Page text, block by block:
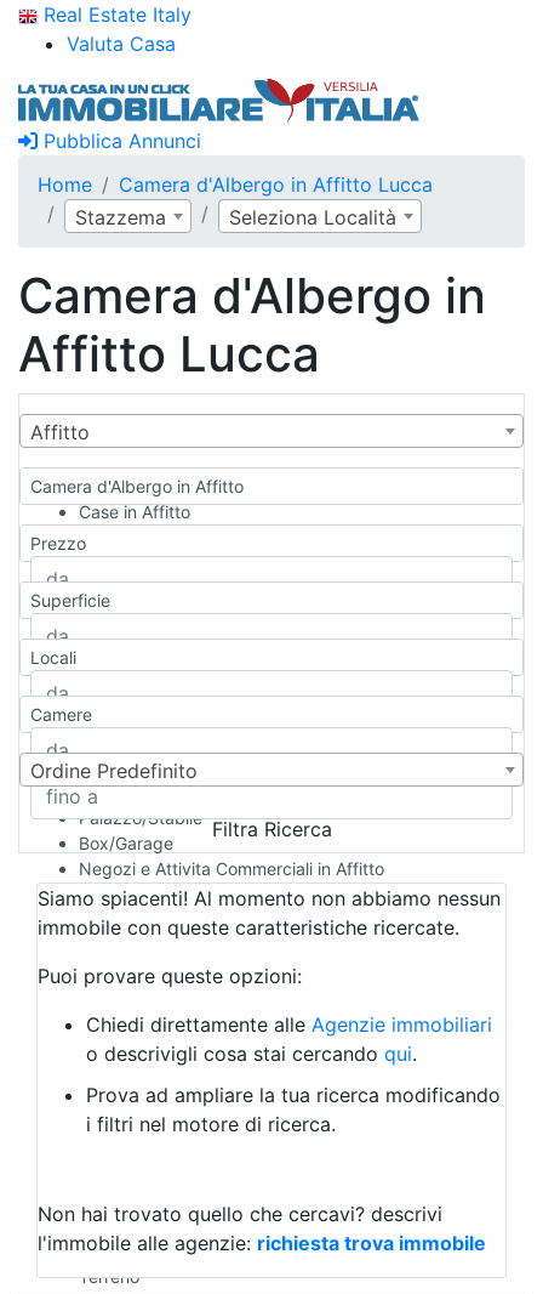
Real Estate Italy
Valuta Casa
Pubblica Annunci
Home
Camera d'Albergo in Affitto Lucca
Stazzema
Seleziona Località
Camera d'Albergo in
Affitto Lucca
Affitto
Camera d'Albergo in Affitto
Case in Affitto
Qualsiasi
Appartamento
Casa indipendente
Casa Semi-indipendente
Attico/Mansarda
Rustico/Casale
Camera d'Albergo
Multiproprietà
Palazzo/Stabile
Box/Garage
Negozi e Attivita Commerciali in Affitto
Qualsiasi
Attività/Licenza Commerciale
Azienda Agricola
Bar/Ristorante
Albergo
Laboratorio Artigianale
Negozio/locale commerciale
Agriturismo
Magazzini
Qualsiasi
Terreno edificabile
Terreno
Prezzo
Superficie
Locali
Camere
Ordine Predefinito
Filtra Ricerca
Siamo spiacenti! Al momento non abbiamo nessun
immobile con queste caratteristiche ricercate.
Puoi provare queste opzioni:
Chiedi direttamente alle Agenzie immobiliari
o descrivigli cosa stai cercando qui.
Prova ad ampliare la tua ricerca modificando
i filtri nel motore di ricerca.
Non hai trovato quello che cercavi? descrivi
l'immobile alle agenzie: richiesta trova immobile